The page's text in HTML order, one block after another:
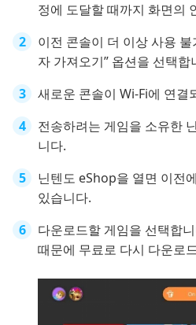
정에 도달할 때까지 화면의
이전 콘솔이 더 이상 사용
자 가져오기” 옵션을 선택합
새로운 콘솔이 Wi-Fi에 연결
전송하려는 게임을 소유한
니다.
닌텐도 eShop을 열면 이전
있습니다.
다운로드할 게임을 선택합
때문에 무료로 다시 다운로